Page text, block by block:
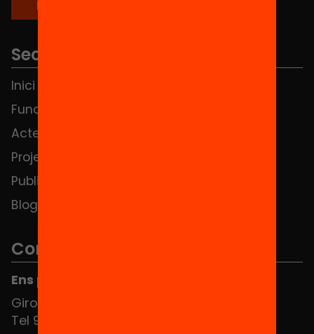
Seccions
Inici
Fundació
Actes
Projectes
Publicacions i vídeos
Blog
Contacte
Ens pots trobar al Hub Social
Girona 34, interior 08010 Barcelona
Tel 934 588 700